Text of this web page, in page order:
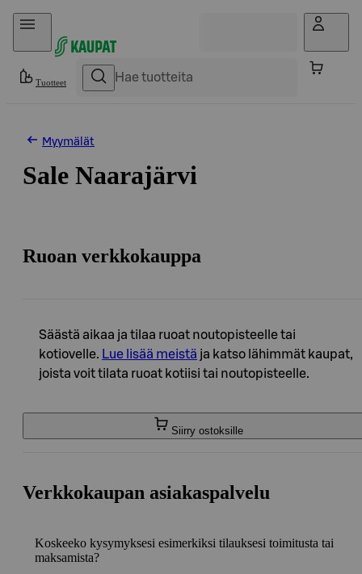
Hyppää sisältöön
Tuotteet
Myymälät
Sale Naarajärvi
Ruoan verkkokauppa
Säästä aikaa ja tilaa ruoat noutopisteelle tai
kotiovelle. Lue lisää meistä ja katso lähimmät kaupat,
joista voit tilata ruoat kotiisi tai noutopisteelle.
Siirry ostoksille
Verkkokaupan asiakaspalvelu
Koskeeko kysymyksesi esimerkiksi tilauksesi toimitusta tai
maksamista?